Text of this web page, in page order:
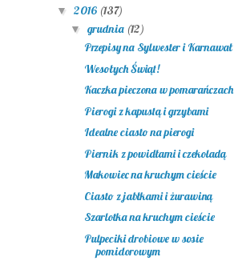
▼ 2016 (137)
▼ grudnia (12)
Przepisy na Sylwester i Karnawał
Wesołych Świąt!
Kaczka pieczona w pomarańczach
Pierogi z kapustą i grzybami
Idealne ciasto na pierogi
Piernik z powidłami i czekoladą
Makowiec na kruchym cieście
Ciasto z jabłkami i żurawiną
Szarlotka na kruchym cieście
Pulpeciki drobiowe w sosie
pomidorowym